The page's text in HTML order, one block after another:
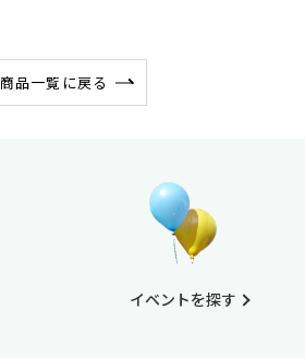
商品一覧に戻る
イベントを探す